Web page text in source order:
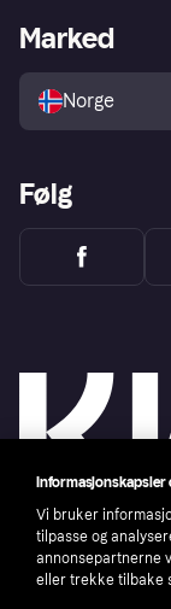
Utforsk butikker
Merchant portal
Marked
Norge
Følg
Copyright © 2005-2026
rights reserved. Klarna
number: 556737-0431
Informasjonskapsler
Vi bruker
tilpasse og
annonsepartnerne
eller trekke tilbake